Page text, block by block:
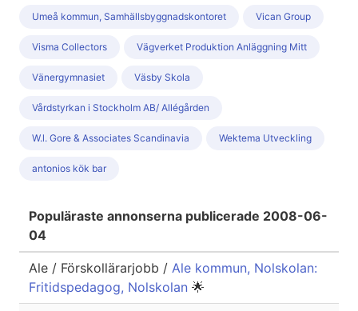
Umeå kommun, Samhällsbyggnadskontoret Vican Group
Visma Collectors Vägverket Produktion Anläggning Mitt
Vänergymnasiet Väsby Skola
Vårdstyrkan i Stockholm AB/ Allégården
W.l. Gore & Associates Scandinavia Wektema Utveckling
antonios kök bar
Populäraste annonserna publicerade 2008-06-
04
Ale / Förskollärarjobb / Ale kommun, Nolskolan:
Fritidspedagog, Nolskolan 🌟